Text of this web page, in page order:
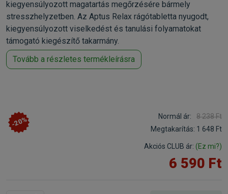
kiegyensúlyozott magatartás megőrzésére bármely
stresszhelyzetben. Az Aptus Relax rágótabletta nyugodt,
kiegyensúlyozott viselkedést és tanulási folyamatokat
támogató kiegészítő takarmány.
Tovább a részletes termékleírásra
-20% Normál ár:
8 238 Ft
Megtakarítás: 1 648 Ft
Akciós CLUB ár: (Ez mi?)
6 590 Ft